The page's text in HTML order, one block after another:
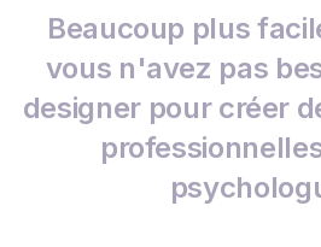
Beaucoup plus
vous n'avez pas
designer pour créer